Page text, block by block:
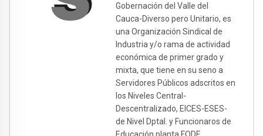
Gobernación del Valle del
Cauca-Diverso pero Unitario, es
una Organización Sindical de
Industria y/o rama de actividad
económica de primer grado y
mixta, que tiene en su seno a
Servidores Públicos adscritos en
los Niveles Central-
Descentralizado, EICES-ESES-
de Nivel Dptal. y Funcionaros de